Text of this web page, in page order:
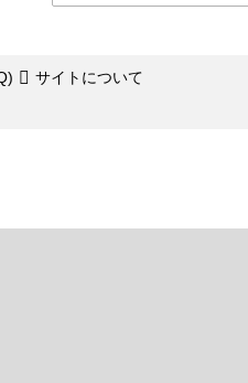
サイトについて